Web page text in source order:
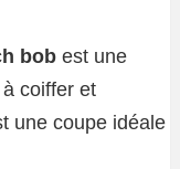
bob est une
coiffer et
une coupe idéale